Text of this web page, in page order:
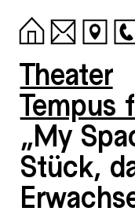
Theater
Tempus
„My
Stück,